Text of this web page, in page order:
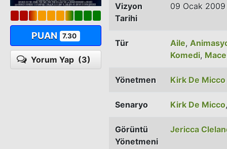
PUAN 7.30
Yorum Yap (3)
Vizyon
Tarihi
09 Ocak 2009
Tür Aile,
Komedi,
Yönetmen Kirk De Micco
Senaryo Kirk De Micco
Görüntü
Yönetmeni
Jericca